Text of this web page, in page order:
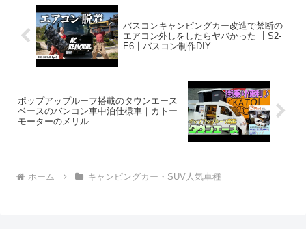
バスコンキャンピングカー改造で禁断の
エアコン外しをしたらヤバかった ┃S2-
E6┃バスコン制作DIY
ポップアップルーフ搭載のタウンエース
ベースのバンコン車中泊仕様車｜カトー
モーターのメリル
ホーム キャンピングカー・SUV人気車種